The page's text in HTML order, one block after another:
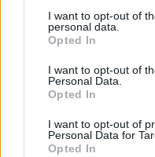
not limited to your visit or
grant or deny consent to
use your data for below
consent section.
I want to opt-out of
personal data.
Opted In
I want to opt-out of
Personal Data.
Opted In
I want to opt-out of
Personal Data for
Opted In
Για την πρόκριση στις "4" οι
Νεάνιδες απόψε κόντρα
στη Λιθουανία (live stream)